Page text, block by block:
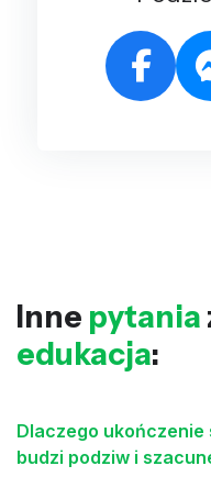
Inne pytania
edukacja:
Dlaczego
budzi podziw i